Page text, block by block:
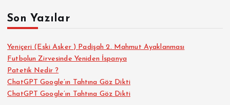
Son Yazılar
Yeniçeri (Eski Asker ) Padişah 2. Mahmut Ayaklanması
Futbolun Zirvesinde Yeniden İspanya
Patetik Nedir ?
ChatGPT Google’ın Tahtına Göz Dikti
ChatGPT Google’ın Tahtına Göz Dikti